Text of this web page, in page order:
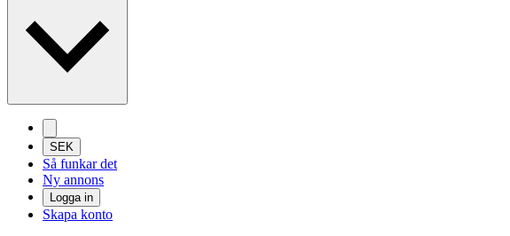
SEK
Så funkar det
Ny annons
Logga in
Skapa konto